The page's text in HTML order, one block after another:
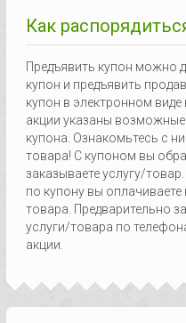
Как
Предъявить купон можно
купон и предъявить
купон в электронном
акции указаны
купона. Ознакомьтесь с
товара! С купоном вы
заказываете услугу/
по купону вы оплачиваете
товара. Предварительно
услуги/товара по
акции.